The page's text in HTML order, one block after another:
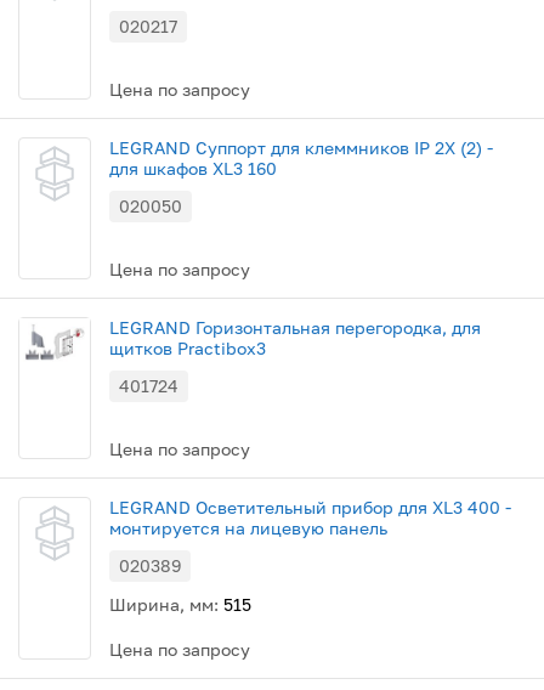
020217
Цена по запросу
LEGRAND Суппорт для клеммников IP 2X (2) -
для шкафов XL3 160
020050
Цена по запросу
LEGRAND Горизонтальная перегородка, для
щитков Practibox3
401724
Цена по запросу
LEGRAND Осветительный прибор для XL3 400 -
монтируется на лицевую панель
020389
Ширина, мм: 515
Цена по запросу